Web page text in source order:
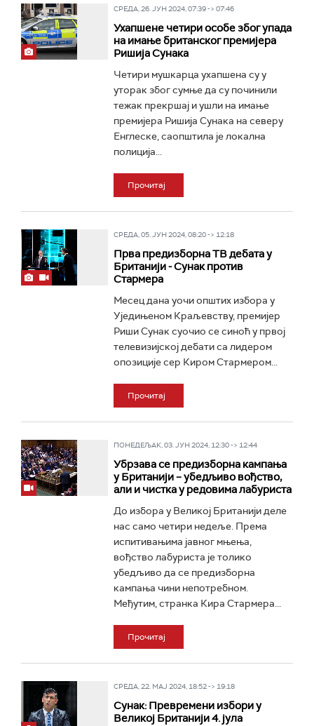
СРЕДА, 26. ЈУН 2024, 07:39 -> 07:46
Ухапшене четири особе због упада
на имање британског премијера
Ришија Сунака
Четири мушкарца ухапшена су у
уторак због сумње да су починили
тежак прекршај и ушли на имање
премијера Ришија Сунака на северу
Енглеске, саопштила је локална
полиција...
Прочитај
СРЕДА, 05. ЈУН 2024, 08:20 -> 12:18
Прва предизборна ТВ дебата у
Британији - Сунак против
Стармера
Месец дана уочи општих избора у
Уједињеном Краљевству, премијер
Риши Сунак суочио се синоћ у првој
телевизијској дебати са лидером
опозиције сер Киром Стармером...
Прочитај
ПОНЕДЕЉАК, 03. ЈУН 2024, 12:30 -> 12:44
Убрзава се предизборна кампања
у Британији – убедљиво вођство,
али и чистка у редовима лабуриста
До избора у Великој Британији деле
нас само четири недеље. Према
испитивањима јавног мњења,
вођство лабуриста је толико
убедљиво да се предизборна
кампања чини непотребном.
Међутим, странка Кира Стармера...
Прочитај
СРЕДА, 22. МАЈ 2024, 18:52 -> 19:18
Сунак: Превремени избори у
Великој Британији 4. јула